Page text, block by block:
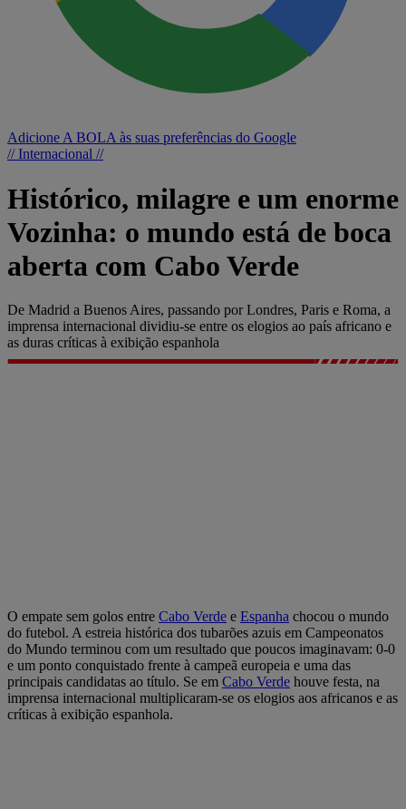
Adicione A BOLA às suas preferências do Google
// Internacional //
Histórico, milagre e um enorme
Vozinha: o mundo está de boca
aberta com Cabo Verde
De Madrid a Buenos Aires, passando por Londres, Paris e Roma, a
imprensa internacional dividiu-se entre os elogios ao país africano e
as duras críticas à exibição espanhola
O empate sem golos entre Cabo Verde e Espanha chocou o mundo
do futebol. A estreia histórica dos tubarões azuis em Campeonatos
do Mundo terminou com um resultado que poucos imaginavam: 0-0
e um ponto conquistado frente à campeã europeia e uma das
principais candidatas ao título. Se em Cabo Verde houve festa, na
imprensa internacional multiplicaram-se os elogios aos africanos e as
críticas à exibição espanhola.